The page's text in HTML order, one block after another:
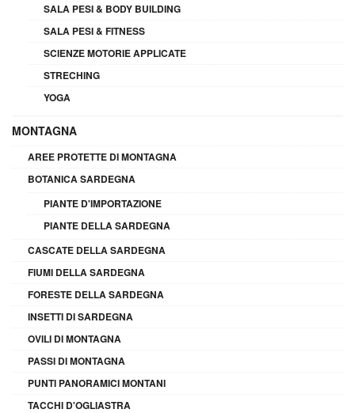
SALA PESI & BODY BUILDING
SALA PESI & FITNESS
SCIENZE MOTORIE APPLICATE
STRECHING
YOGA
MONTAGNA
AREE PROTETTE DI MONTAGNA
BOTANICA SARDEGNA
PIANTE D'IMPORTAZIONE
PIANTE DELLA SARDEGNA
CASCATE DELLA SARDEGNA
FIUMI DELLA SARDEGNA
FORESTE DELLA SARDEGNA
INSETTI DI SARDEGNA
OVILI DI MONTAGNA
PASSI DI MONTAGNA
PUNTI PANORAMICI MONTANI
TACCHI D'OGLIASTRA